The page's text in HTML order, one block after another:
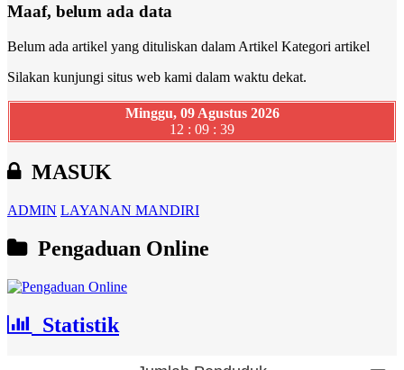
Maaf, belum ada data
Belum ada artikel yang dituliskan dalam Artikel Kategori artikel
Silakan kunjungi situs web kami dalam waktu dekat.
Minggu, 09 Agustus 2026
12 : 09 : 39
MASUK
ADMIN LAYANAN MANDIRI
Pengaduan Online
Statistik